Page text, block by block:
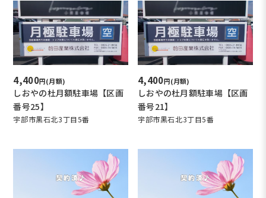
4,400円(月額)
しおやの杜月額駐車場【区画
番号25】
宇部市黒石北3丁目5番
4,400円(月額)
しおやの杜月額駐車場【区画
番号21】
宇部市黒石北3丁目5番